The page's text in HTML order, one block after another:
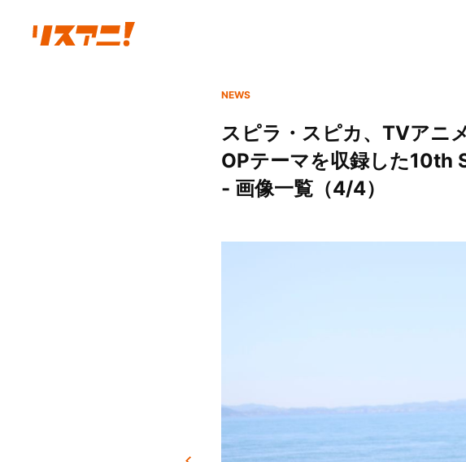
NEWS
スピラ・スピカ、TVアニ
OPテーマを収録した10th
- 画像一覧（4/4）